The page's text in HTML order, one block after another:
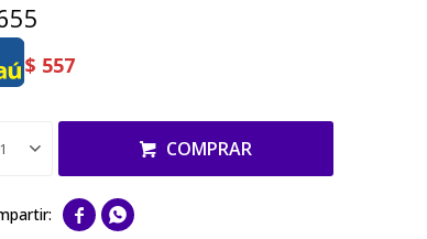
$ 557
1 COMPRAR
 